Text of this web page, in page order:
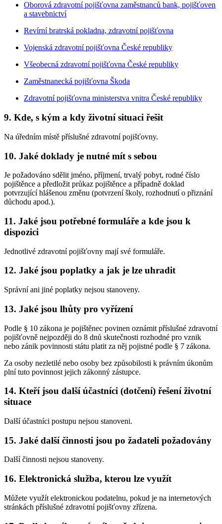
Oborová zdravotní pojišťovna zaměstnanců bank, pojišťoven
a stavebnictví
Revírní bratrská pokladna, zdravotní pojišťovna
Vojenská zdravotní pojišťovna České republiky
Všeobecná zdravotní pojišťovna České republiky
Zaměstnanecká pojišťovna Škoda
Zdravotní pojišťovna ministerstva vnitra České republiky
9. Kde, s kým a kdy životní situaci řešit
Na úředním místě příslušné zdravotní pojišťovny.
10. Jaké doklady je nutné mít s sebou
Je požadováno sdělit jméno, příjmení, trvalý pobyt, rodné číslo
pojištěnce a předložit průkaz pojištěnce a případně doklad
potvrzující hlášenou změnu (potvrzení školy, rozhodnutí o přiznání
důchodu apod.).
11. Jaké jsou potřebné formuláře a kde jsou k
dispozici
Jednotlivé zdravotní pojišťovny mají své formuláře.
12. Jaké jsou poplatky a jak je lze uhradit
Správní ani jiné poplatky nejsou stanoveny.
13. Jaké jsou lhůty pro vyřízení
Podle § 10 zákona je pojištěnec povinen oznámit příslušné zdravotní
pojišťovně nejpozději do 8 dnů skutečnosti rozhodné pro vznik
nebo zánik povinnosti státu platit za něj pojistné podle § 7 zákona.
Za osoby nezletilé nebo osoby bez způsobilosti k právním úkonům
plní tuto povinnost jejich zákonný zástupce.
14. Kteří jsou další účastníci (dotčení) řešení životní
situace
Další účastníci postupu nejsou stanoveni.
15. Jaké další činnosti jsou po žadateli požadovány
Další činnosti nejsou stanoveny.
16. Elektronická služba, kterou lze využít
Můžete využít elektronickou podatelnu, pokud je na internetových
stránkách příslušné zdravotní pojišťovny zřízena.